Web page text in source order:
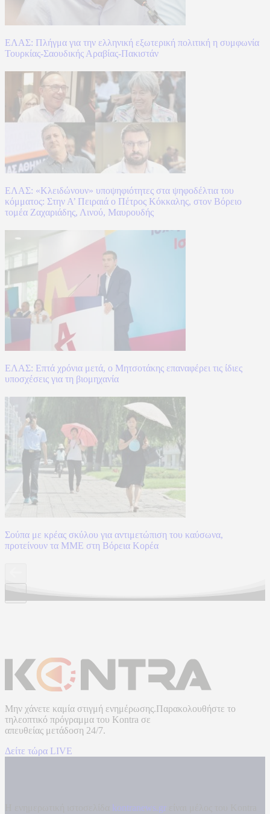
ΕΛΑΣ: Πλήγμα για την ελληνική εξωτερική πολιτική η συμφωνία
Τουρκίας-Σαουδικής Αραβίας-Πακιστάν
ΕΛΑΣ: «Κλειδώνουν» υποψηφιότητες στα ψηφοδέλτια του
κόμματος: Στην Α’ Πειραιά ο Πέτρος Κόκκαλης, στον Βόρειο
τομέα Ζαχαριάδης, Λινού, Μαυρουδής
ΕΛΑΣ: Επτά χρόνια μετά, ο Μητσοτάκης επαναφέρει τις ίδιες
υποσχέσεις για τη βιομηχανία
Σούπα με κρέας σκύλου για αντιμετώπιση του καύσωνα,
προτείνουν τα ΜΜΕ στη Βόρεια Κορέα
Μην χάνετε καμία στιγμή ενημέρωσης.Παρακολουθήστε το
τηλεοπτικό πρόγραμμα του Kontra σε
απευθείας μετάδοση 24/7.
Δείτε τώρα LIVE
kontranews.gr